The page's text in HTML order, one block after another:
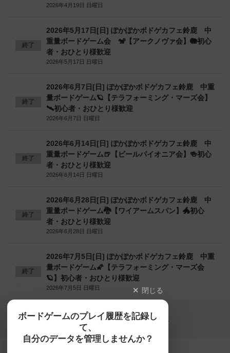
2026年4月19日 日曜日
終了
2026年5月17日[日] ぽかぽかボドゲカフェ鈴鹿 中
重量ボードゲーム会 🐒【アークノヴァ会】🐘初心
者・おひとり様歓迎
2026年5月17日 日曜日
終了
2026年6月7日[日] ぽかぽかボドゲカフェ鈴鹿 中重
量ボードゲーム🪐【テラフォーミング・マーズ会】
🛰️初心者・おひとり様歓迎
2026年6月7日 日曜日
終了
2026年6月14日[日] ぽかぽかボドゲカフェ鈴鹿 中
重量ボードゲーム🍺【ビールパイオニア会】🍻初心
者・おひとり様歓迎
2026年6月14日 日曜日
終了
2026年6月28日[日] ぽかぽかボドゲカフェ鈴鹿 中
重量ボードゲーム🐉【ワイアームスパン】🐲初心
者・おひとり様歓迎
2026年6月28日 日曜日
終了
2026年7月5日[日] ぽかぽかボドゲカフェ鈴鹿 中重
量ボードゲーム🌠【テラフォーミング・マーズ会
🪐】初心者・おひとり様歓迎
2026年7月5日 日曜日 閉じる
ボードゲームのプレイ履歴を記録し
て、
自分のデータを管理しませんか？
【ボドゲーマ】ボードゲームの総合情報サイト